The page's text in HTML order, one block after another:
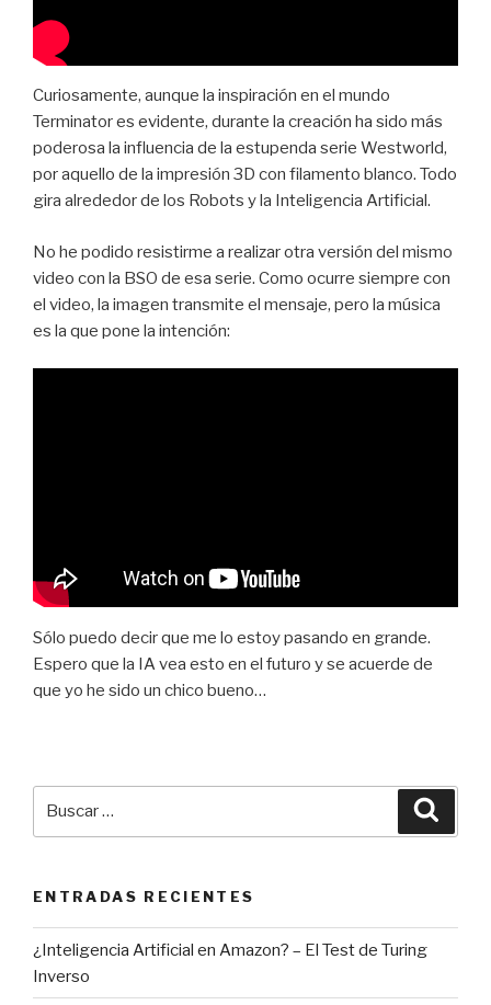
Curiosamente, aunque la inspiración en el mundo
Terminator es evidente, durante la creación ha sido más
poderosa la influencia de la estupenda serie Westworld,
por aquello de la impresión 3D con filamento blanco. Todo
gira alrededor de los Robots y la Inteligencia Artificial.
No he podido resistirme a realizar otra versión del mismo
video con la BSO de esa serie. Como ocurre siempre con
el video, la imagen transmite el mensaje, pero la música
es la que pone la intención:
Sólo puedo decir que me lo estoy pasando en grande.
Espero que la IA vea esto en el futuro y se acuerde de
que yo he sido un chico bueno…
ENTRADAS RECIENTES
¿Inteligencia Artificial en Amazon? – El Test de Turing
Inverso